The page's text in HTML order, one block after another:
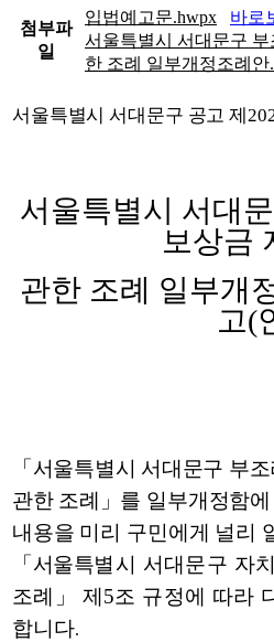
첨부파
일
입법예고문.hwpx
바로
서울특별시 서대문구
한 조례 일부개정조례안
서울특별시 서대문구 공고 제
서울특별시 서대
보상금
관한 조례 일부개
고(
「 서울특별시 서대문구 부
관한 조례
」 를 일부개정함
내용을 미리 구민에게 널리
「 서울특별시
서대문구 자
조례
」 제 5조 규정에 따라
합니다.